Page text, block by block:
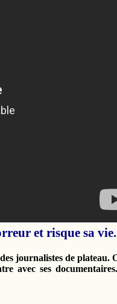
et risque sa vie.
journalistes de plateau.
avec ses